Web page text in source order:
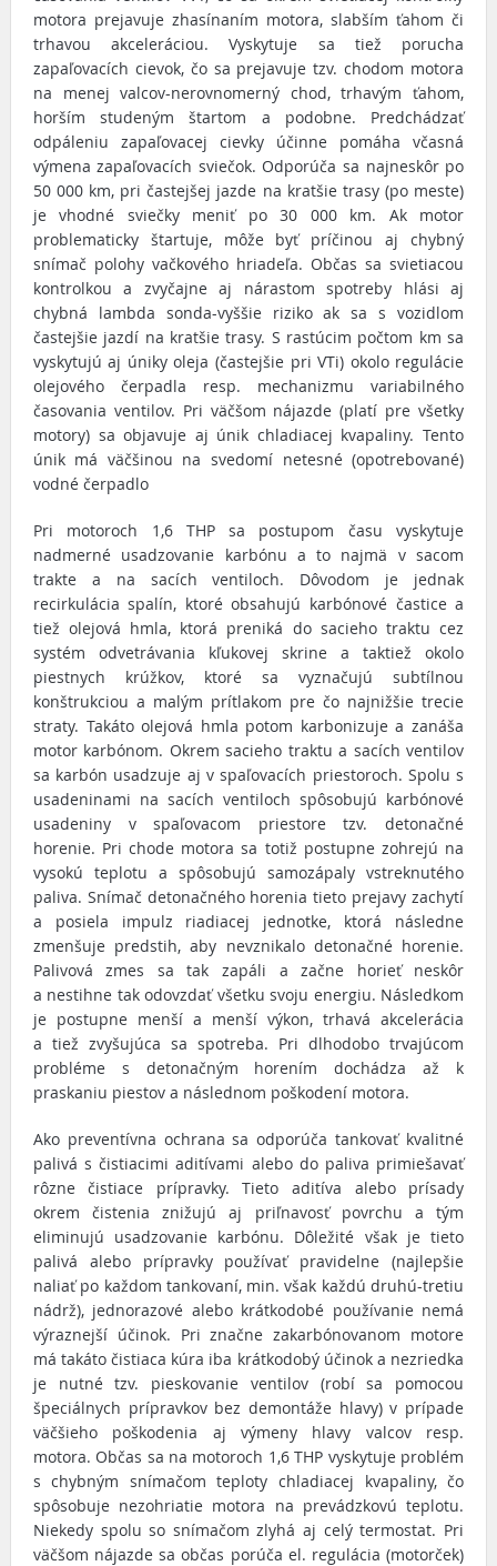
motora prejavuje zhasínaním motora, slabším ťahom či
trhavou akceleráciou. Vyskytuje sa tiež porucha
zapaľovacích cievok, čo sa prejavuje tzv. chodom motora
na menej valcov-nerovnomerný chod, trhavým ťahom,
horším studeným štartom a podobne. Predchádzať
odpáleniu zapaľovacej cievky účinne pomáha včasná
výmena zapaľovacích sviečok. Odporúča sa najneskôr po
50 000 km, pri častejšej jazde na kratšie trasy (po meste)
je vhodné sviečky meniť po 30 000 km. Ak motor
problematicky štartuje, môže byť príčinou aj chybný
snímač polohy vačkového hriadeľa. Občas sa svietiacou
kontrolkou a zvyčajne aj nárastom spotreby hlási aj
chybná lambda sonda-vyššie riziko ak sa s vozidlom
častejšie jazdí na kratšie trasy. S rastúcim počtom km sa
vyskytujú aj úniky oleja (častejšie pri VTi) okolo regulácie
olejového čerpadla resp. mechanizmu variabilného
časovania ventilov. Pri väčšom nájazde (platí pre všetky
motory) sa objavuje aj únik chladiacej kvapaliny. Tento
únik má väčšinou na svedomí netesné (opotrebované)
vodné čerpadlo
Pri motoroch 1,6 THP sa postupom času vyskytuje
nadmerné usadzovanie karbónu a to najmä v sacom
trakte a na sacích ventiloch. Dôvodom je jednak
recirkulácia spalín, ktoré obsahujú karbónové častice a
tiež olejová hmla, ktorá preniká do sacieho traktu cez
systém odvetrávania kľukovej skrine a taktiež okolo
piestnych krúžkov, ktoré sa vyznačujú subtílnou
konštrukciou a malým prítlakom pre čo najnižšie trecie
straty. Takáto olejová hmla potom karbonizuje a zanáša
motor karbónom. Okrem sacieho traktu a sacích ventilov
sa karbón usadzuje aj v spaľovacích priestoroch. Spolu s
usadeninami na sacích ventiloch spôsobujú karbónové
usadeniny v spaľovacom priestore tzv. detonačné
horenie. Pri chode motora sa totiž postupne zohrejú na
vysokú teplotu a spôsobujú samozápaly vstreknutého
paliva. Snímač detonačného horenia tieto prejavy zachytí
a posiela impulz riadiacej jednotke, ktorá následne
zmenšuje predstih, aby nevznikalo detonačné horenie.
Palivová zmes sa tak zapáli a začne horieť neskôr
a nestihne tak odovzdať všetku svoju energiu. Následkom
je postupne menší a menší výkon, trhavá akcelerácia
a tiež zvyšujúca sa spotreba. Pri dlhodobo trvajúcom
probléme s detonačným horením dochádza až k
praskaniu piestov a následnom poškodení motora.
Ako preventívna ochrana sa odporúča tankovať kvalitné
palivá s čistiacimi aditívami alebo do paliva primiešavať
rôzne čistiace prípravky. Tieto aditíva alebo prísady
okrem čistenia znižujú aj priľnavosť povrchu a tým
eliminujú usadzovanie karbónu. Dôležité však je tieto
palivá alebo prípravky používať pravidelne (najlepšie
naliať po každom tankovaní, min. však každú druhú-tretiu
nádrž), jednorazové alebo krátkodobé používanie nemá
výraznejší účinok. Pri značne zakarbónovanom motore
má takáto čistiaca kúra iba krátkodobý účinok a nezriedka
je nutné tzv. pieskovanie ventilov (robí sa pomocou
špeciálnych prípravkov bez demontáže hlavy) v prípade
väčšieho poškodenia aj výmeny hlavy valcov resp.
motora. Občas sa na motoroch 1,6 THP vyskytuje problém
s chybným snímačom teploty chladiacej kvapaliny, čo
spôsobuje nezohriatie motora na prevádzkovú teplotu.
Niekedy spolu so snímačom zlyhá aj celý termostat. Pri
väčšom nájazde sa občas porúča el. regulácia (motorček)